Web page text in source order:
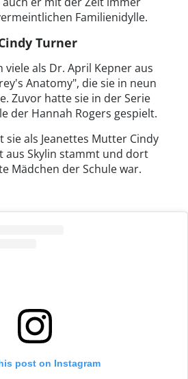
Familienidylle.
Turner
viele als Dr. April Kepner aus
Anatomy", die sie in neun
Zuvor hatte sie in der Serie
der Hannah Rogers gespielt.
sie als Jeanettes Mutter Cindy
aus Skylin stammt und dort
Mädchen der Schule war.
post on Instagram